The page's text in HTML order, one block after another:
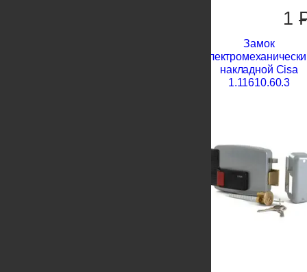
1
Замок
накладной Cisa
1.11610.60.3